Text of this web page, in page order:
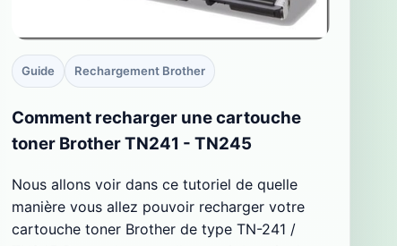
Guide Rechargement Brother
Comment recharger une cartouche
toner Brother TN241 - TN245
Nous allons voir dans ce tutoriel de quelle
manière vous allez pouvoir recharger votre
cartouche toner Brother de type TN-241 /